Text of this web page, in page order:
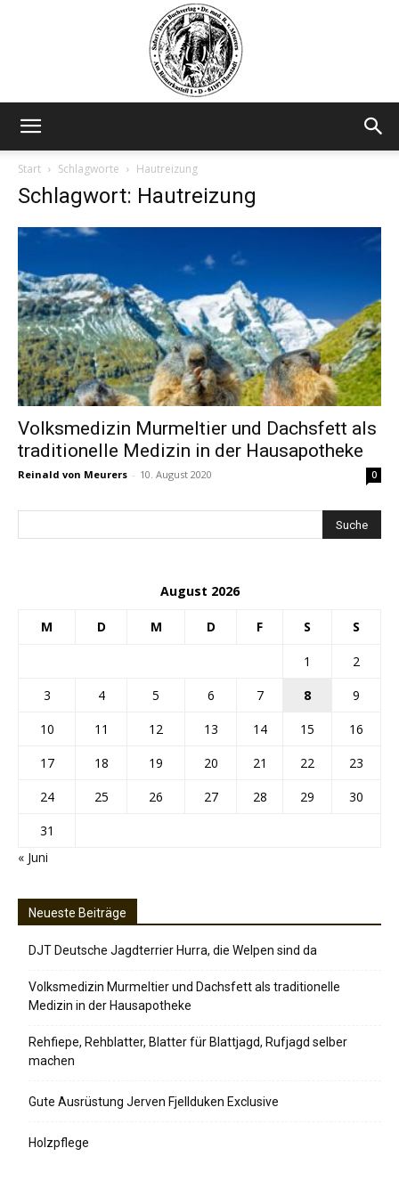
Start
Schlagworte Hautreizung
Schlagwort: Hautreizung
Volksmedizin Murmeltier und Dachsfett als
traditionelle Medizin in der Hausapotheke
Reinald von Meurers - 10. August 2020 0
August 2026
M D M D F S S
1
2
3
4 5 6 7 8
9
10
11 12 13 14 15
16
17
18 19 20 21 22
23
24
25 26 27 28 29
30
31
« Juni
Neueste Beiträge
DJT Deutsche Jagdterrier Hurra, die Welpen sind da
Volksmedizin Murmeltier und Dachsfett als traditionelle
Medizin in der Hausapotheke
Rehfiepe, Rehblatter, Blatter für Blattjagd, Rufjagd selber
machen
Gute Ausrüstung Jerven Fjellduken Exclusive
Holzpflege